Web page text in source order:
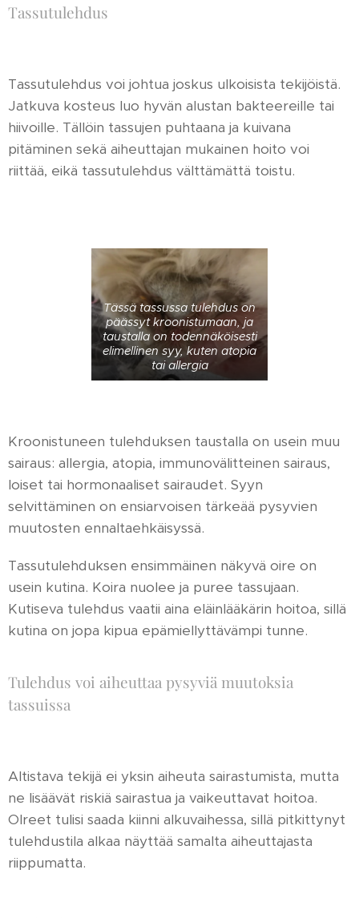
Tassutulehdus
Tassutulehdus voi johtua joskus ulkoisista tekijöistä.
Jatkuva kosteus luo hyvän alustan bakteereille tai
hiivoille. Tällöin tassujen puhtaana ja kuivana
pitäminen sekä aiheuttajan mukainen hoito voi
riittää, eikä tassutulehdus välttämättä toistu.
Tässä tassussa tulehdus on
päässyt kroonistumaan, ja
taustalla on todennäköisesti
elimellinen syy, kuten atopia
tai allergia
Kroonistuneen tulehduksen taustalla on usein muu
sairaus: allergia, atopia, immunovälitteinen sairaus,
loiset tai hormonaaliset sairaudet. Syyn
selvittäminen on ensiarvoisen tärkeää pysyvien
muutosten ennaltaehkäisyssä.
Tassutulehduksen ensimmäinen näkyvä oire on
usein kutina. Koira nuolee ja puree tassujaan.
Kutiseva tulehdus vaatii aina eläinlääkärin hoitoa, sillä
kutina on jopa kipua epämiellyttävämpi tunne.
Tulehdus voi aiheuttaa pysyviä muutoksia
tassuissa
Altistava tekijä ei yksin aiheuta sairastumista, mutta
ne lisäävät riskiä sairastua ja vaikeuttavat hoitoa.
OIreet tulisi saada kiinni alkuvaihessa, sillä pitkittynyt
tulehdustila alkaa näyttää samalta aiheuttajasta
riippumatta.